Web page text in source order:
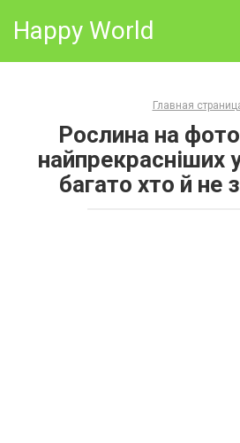
Happy World
Главная
Рослина на
найпрекрасніших
багато хто й не